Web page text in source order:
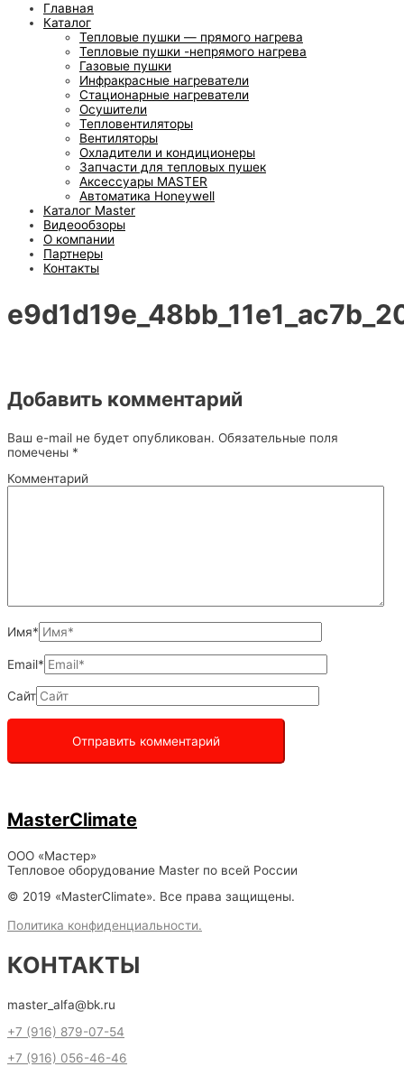
Главная
Каталог
Тепловые пушки — прямого нагрева
Тепловые пушки -непрямого нагрева
Газовые пушки
Инфракрасные нагреватели
Стационарные нагреватели
Осушители
Тепловентиляторы
Вентиляторы
Охладители и кондиционеры
Запчасти для тепловых пушек
Аксессуары MASTER
Автоматика Honeywell
Каталог Master
Видеообзоры
О компании
Партнеры
Контакты
Добавить комментарий
Ваш e-mail не будет опубликован. Обязательные поля
помечены *
Комментарий
Имя*
Email*
Сайт
MasterClimate
ООО «Мастер»
Тепловое оборудование Master по всей России
© 2019 «MasterClimate». Все права защищены.
Политика конфиденциальности.
КОНТАКТЫ
master_alfa@bk.ru
+7 (916) 879-07-54
+7 (916) 056-46-46